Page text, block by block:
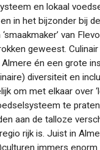
en lokaal
in het bijzonder bij
van
geweest. Culinair
én een grote
diversiteit en
om met elkaar over
te
aan de talloze
rijk is. Juist in
immers enorm.